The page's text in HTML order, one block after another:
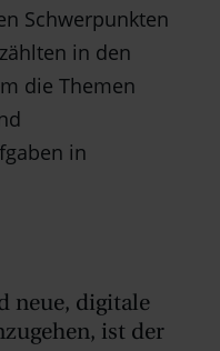
Schwerpunkten
in den
die Themen
in
neue, digitale
ist der